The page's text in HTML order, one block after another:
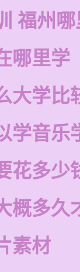
福州
哪里学
大学比
学音乐
花多少
概多久
素材